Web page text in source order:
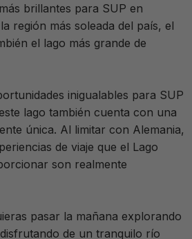
brillantes para SUP en
región más soleada del país, el
el lago más grande de
inigualables para SUP
lago también cuenta con una
única. Al limitar con Alemania,
de viaje que el Lago
son realmente
pasar la mañana explorando
de un tranquilo río